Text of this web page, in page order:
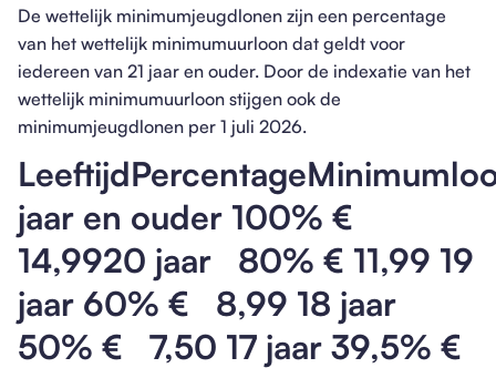
De wettelijk minimumjeugdlonen zijn een percentage
van het wettelijk minimumuurloon dat geldt voor
iedereen van 21 jaar en ouder. Door de indexatie van het
wettelijk minimumuurloon stijgen ook de
minimumjeugdlonen per 1 juli 2026.
jaar en ouder 100% €
14,9920 jaar 80% € 11,99 19
jaar 60% € 8,99 18 jaar
50% € 7,50 17 jaar 39,5% €